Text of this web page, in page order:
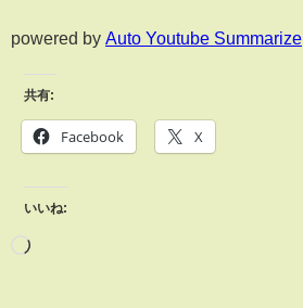
powered by Auto Youtube Summarize
共有:
Facebook X
いいね: